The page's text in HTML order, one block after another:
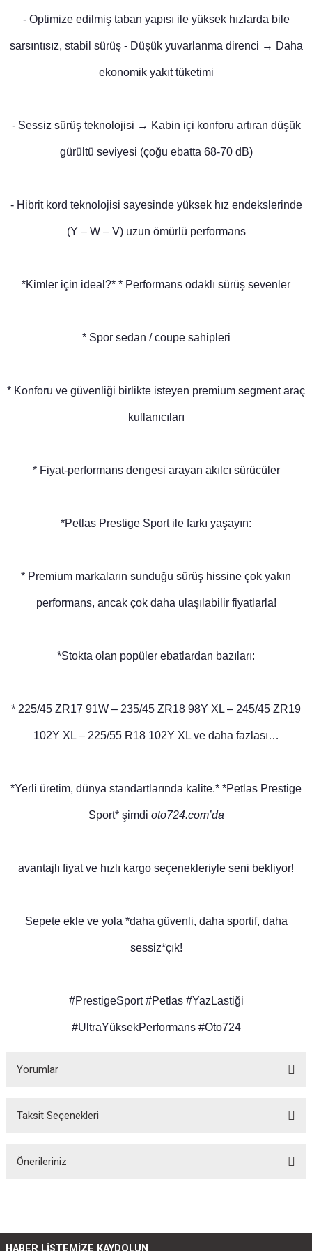
- Optimize edilmiş taban yapısı ile yüksek hızlarda bile
sarsıntısız, stabil sürüş - Düşük yuvarlanma direnci → Daha
ekonomik yakıt tüketimi
- Sessiz sürüş teknolojisi → Kabin içi konforu artıran düşük
gürültü seviyesi (çoğu ebatta 68-70 dB)
- Hibrit kord teknolojisi sayesinde yüksek hız endekslerinde
(Y – W – V) uzun ömürlü performans
*Kimler için ideal?* * Performans odaklı sürüş sevenler
* Spor sedan / coupe sahipleri
* Konforu ve güvenliği birlikte isteyen premium segment araç
kullanıcıları
* Fiyat-performans dengesi arayan akılcı sürücüler
*Petlas Prestige Sport ile farkı yaşayın:
* Premium markaların sunduğu sürüş hissine çok yakın
performans, ancak çok daha ulaşılabilir fiyatlarla!
*Stokta olan popüler ebatlardan bazıları:
* 225/45 ZR17 91W – 235/45 ZR18 98Y XL – 245/45 ZR19
102Y XL – 225/55 R18 102Y XL ve daha fazlası…
*Yerli üretim, dünya standartlarında kalite.* *Petlas Prestige
Sport* şimdi oto724.com’da
avantajlı fiyat ve hızlı kargo seçenekleriyle seni bekliyor!
Sepete ekle ve yola *daha güvenli, daha sportif, daha
sessiz*çık!
#PrestigeSport #Petlas #YazLastiği
#UltraYüksekPerformans #Oto724
Yorumlar
Bu ürüne ilk yorumu siz yapın!
Taksit Seçenekleri
Önerileriniz
Görüş ve önerileriniz için teşekkür ederiz.
HABER LİSTEMİZE KAYDOLUN